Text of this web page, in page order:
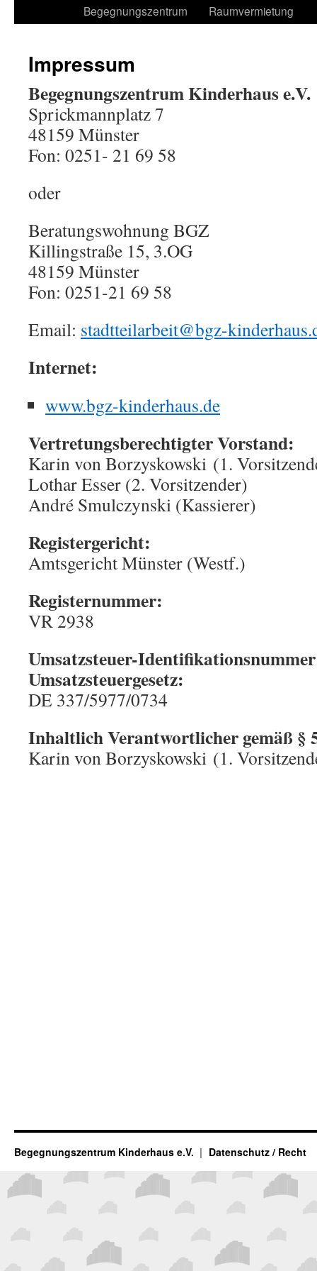
Begegnungszentrum
Raumvermietung
Impressum
Begegnungszentrum Kinderhaus e.V.
Sprickmannplatz 7
48159 Münster
Fon: 0251- 21 69 58
oder
Beratungswohnung BGZ
Killingstraße 15, 3.OG
48159 Münster
Fon: 0251-21 69 58
Email: stadtteilarbeit@bgz-
Internet:
www.bgz-kinderhaus.de
Vertretungsberechtigter Vorstand:
Karin von Borzyskowski (1.
Lothar Esser (2. Vorsitzender)
André Smulczynski (Kassierer)
Registergericht:
Amtsgericht Münster (Westf.)
Registernummer:
VR 2938
Umsatzsteuer-Identifikationsnummer
Umsatzsteuergesetz:
DE 337/5977/0734
Inhaltlich Verantwortlicher gemäß §
Karin von Borzyskowski (1.
Begegnungszentrum Kinderhaus e.V. Datenschutz / Recht